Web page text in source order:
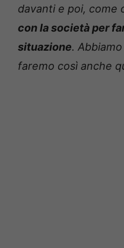
davanti e poi, come
con la società per
situazione.
faremo così anche